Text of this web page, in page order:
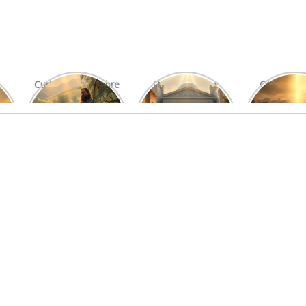
Curiosidades Sobre
Os Salmos Mais
O Significado e
Função do Levita
Otniel: